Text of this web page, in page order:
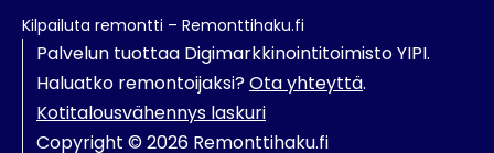
Kilpailuta remontti – Remonttihaku.fi
Palvelun tuottaa Digimarkkinointitoimisto YIPI.
Haluatko remontoijaksi?Ota yhteyttä.
Kotitalousvähennys laskuri
Copyright © 2026 Remonttihaku.fi